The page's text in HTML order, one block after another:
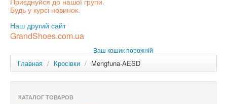
Вхід для покупця
РОС
Будь у курсі новинок.
Наш другий сайт
GrandShoes.com.ua
Ваш кошик порожній
Главная / Кросівки / Mengfuna-AESD
КАТАЛОГ ТОВАРОВ